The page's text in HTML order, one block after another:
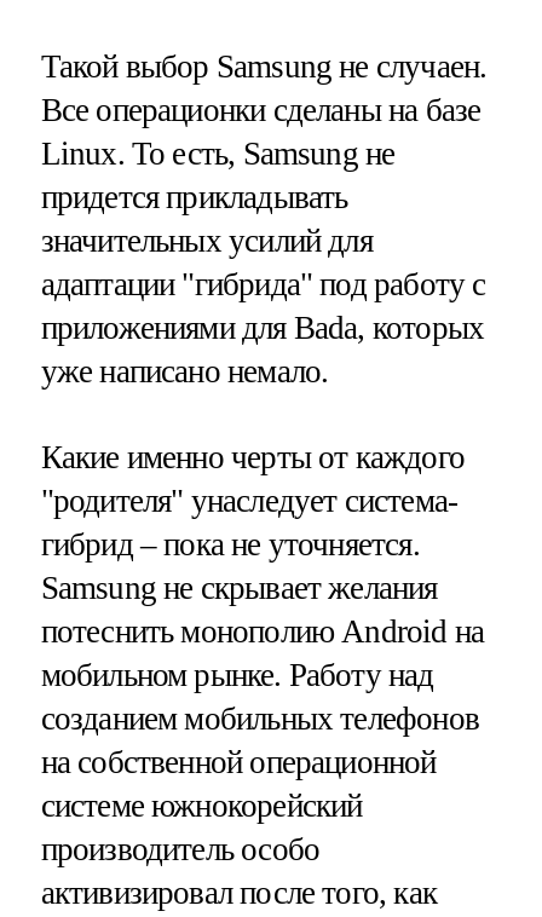
Такой выбор Samsung не случаен.
Все операционки сделаны на базе
Linux. То есть, Samsung не
придется прикладывать
значительных усилий для
адаптации "гибрида" под работу с
приложениями для Bada, которых
уже написано немало.
Какие именно черты от каждого
"родителя" унаследует система-
гибрид – пока не уточняется.
Samsung не скрывает желания
потеснить монополию Android на
мобильном рынке. Работу над
созданием мобильных телефонов
на собственной операционной
системе южнокорейский
производитель особо
активизировал после того, как